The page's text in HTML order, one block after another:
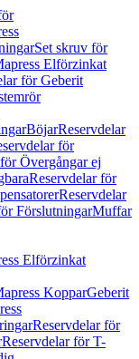
Set skruv för
Elförzinkat
för Geberit
BöjarReservdelar
för
Övergångar ej
Reservdelar för
Reservdelar
FörslutningarMuffar
Elförzinkat
KopparGeberit
Reservdelar för
Reservdelar för T-